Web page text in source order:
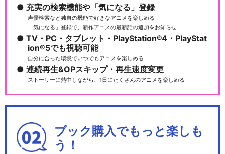
点…
神…
充実の検索機能や「気になる」登録
声優検索など独自の機能で好きなアニメを楽しめる
「気になる」登録で、新作アニメの最新話の追加をお知らせ
TV・PC・タブレット・PlayStation®4・PlayStat
ion®5でも視聴可能
自分に合った環境でいつでもアニメを楽しめる
連続再生&OPスキップ・再生速度変更
ストーリーに熱中しながら、1日にたくさんのアニメを楽しめる
ブック購入でもっと楽しも
う！